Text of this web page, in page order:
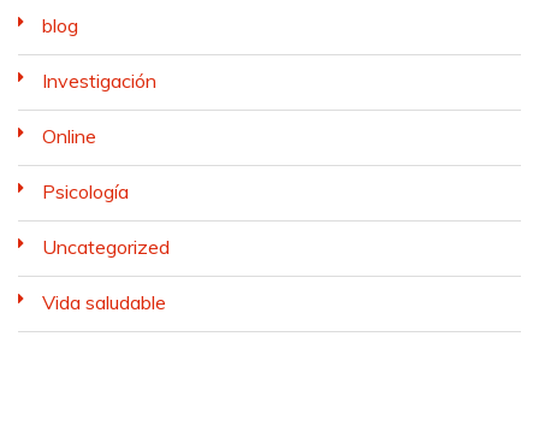
blog
Investigación
Online
Psicología
Uncategorized
Vida saludable